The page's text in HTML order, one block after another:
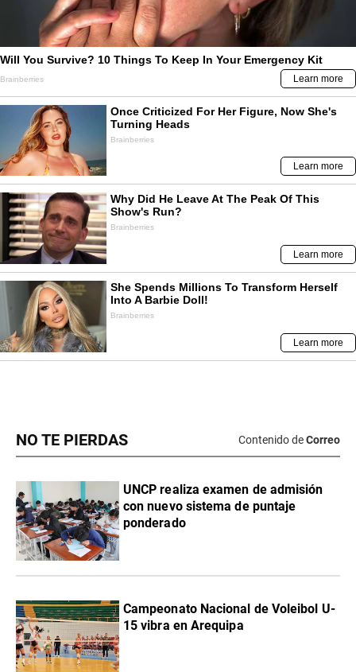
NO TE PIERDAS Contenido deCorreo
UNCP realiza examen de admisión
con nuevo sistema de puntaje
ponderado
Campeonato Nacional de Voleibol U-
15 vibra en Arequipa